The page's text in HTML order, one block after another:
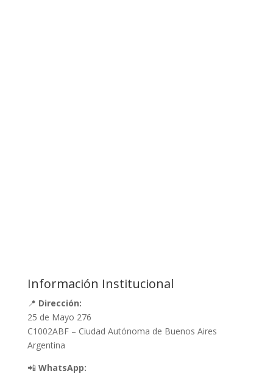
Información Institucional
📍 Dirección:
25 de Mayo 276
C1002ABF – Ciudad Autónoma de Buenos Aires
Argentina
📲 WhatsApp: